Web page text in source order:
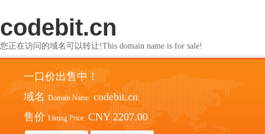
codebit.cn
您正在访问的域名可以转让!This domain name is for sale!
一口价出售中！
域名 Domain Name: codebit.cn
售价 Listing Price: CNY 2207.00